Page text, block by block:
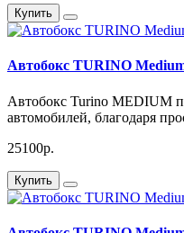
Купить
Автобокс TURINO
Автобокс Turino MEDIUM
автомобилей, благодаря
25100р.
Купить